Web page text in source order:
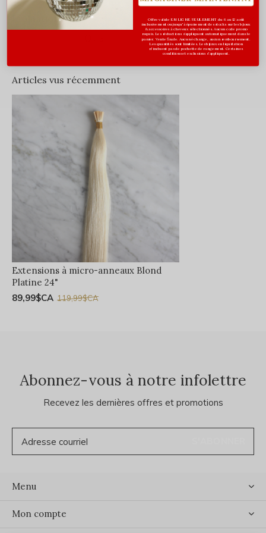
Évaluations
Articles vus récemment
Extensions à micro-anneaux Blond
Platine 24"
89,99$CA 119,99$CA
Abonnez-vous à notre infolettre
Recevez les dernières offres et promotions
Menu
Mon compte
Offre valide EN LIGNE SEULEMENT du 6 au 12 août
inclusivement ou jusqu'à épuisement des stocks sur les bijoux
& accessoires à cheveux sélectionnés. Aucun code promo
requis. Les réductions s’appliquent automatiquement dans le
panier. Vente finale. Aucun échange, aucun remboursement.
Les quantités sont limitées. Les bijoux en liquidation
n'incluent pas de pochette de rangement. Certaines
conditions et exclusions s'appliquent.